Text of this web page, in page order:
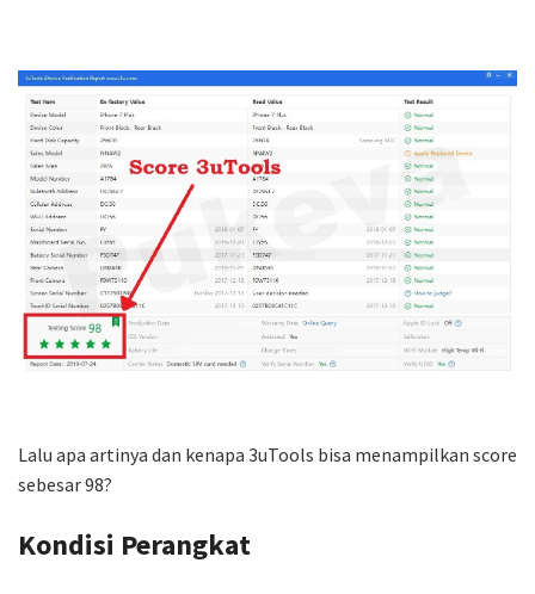
Lalu apa artinya dan kenapa 3uTools bisa menampilkan score
sebesar 98?
Kondisi Perangkat